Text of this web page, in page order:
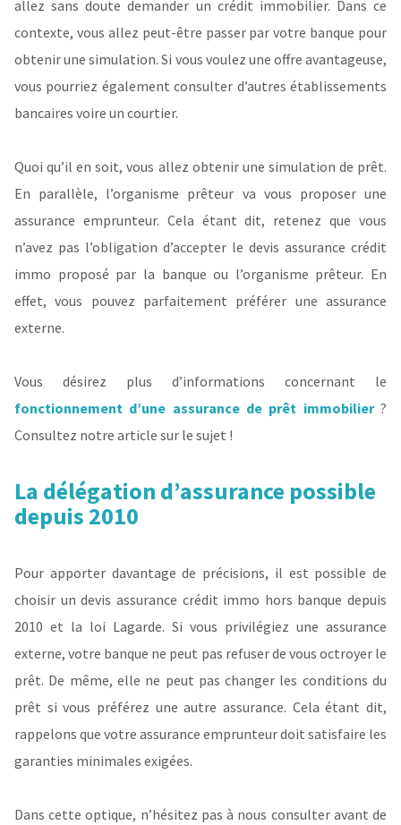
allez sans doute demander un crédit immobilier. Dans ce
contexte, vous allez peut-être passer par votre banque pour
obtenir une simulation. Si vous voulez une offre avantageuse,
vous pourriez également consulter d’autres établissements
bancaires voire un courtier.
Quoi qu’il en soit, vous allez obtenir une simulation de prêt.
En parallèle, l’organisme prêteur va vous proposer une
assurance emprunteur. Cela étant dit, retenez que vous
n’avez pas l’obligation d’accepter le devis assurance crédit
immo proposé par la banque ou l’organisme prêteur. En
effet, vous pouvez parfaitement préférer une assurance
externe.
Vous désirez plus d’informations concernant le
fonctionnement d’une assurance de prêt immobilier?
Consultez notre article sur le sujet !
La délégation d’assurance possible
depuis 2010
Pour apporter davantage de précisions, il est possible de
choisir un devis assurance crédit immo hors banque depuis
2010 et la loi Lagarde. Si vous privilégiez une assurance
externe, votre banque ne peut pas refuser de vous octroyer le
prêt. De même, elle ne peut pas changer les conditions du
prêt si vous préférez une autre assurance. Cela étant dit,
rappelons que votre assurance emprunteur doit satisfaire les
garanties minimales exigées.
Dans cette optique, n’hésitez pas à nous consulter avant de